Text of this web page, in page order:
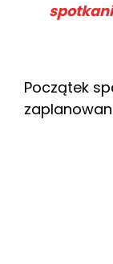
Początek